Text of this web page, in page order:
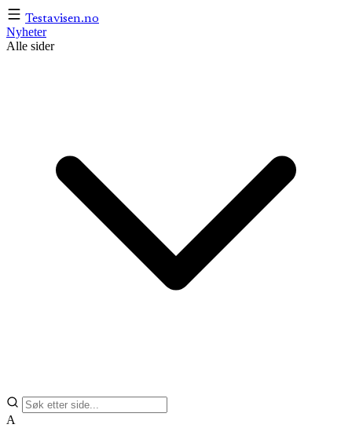
Testavisen.no
Nyheter
Alle sider
A